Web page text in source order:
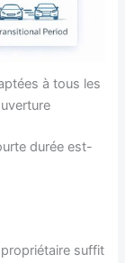
à tous les
durée est-
suffit